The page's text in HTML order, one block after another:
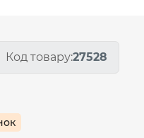
Код товару:27528